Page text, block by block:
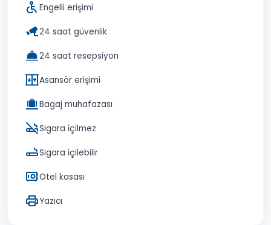
Engelli erişimi
24 saat güvenlik
24 saat resepsiyon
Asansör erişimi
Bagaj muhafazası
Sigara i̇çilmez
Sigara i̇çilebilir
Otel kasası
Yazıcı